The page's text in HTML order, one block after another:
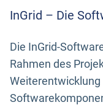
InGrid – Die
Die InGrid-
Rahmen des
Weiterentwicklung